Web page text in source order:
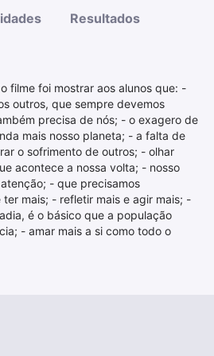
Resultados
filme foi mostrar aos alunos que: -
outros, que sempre devemos
precisa de nós; - o exagero de
mais nosso planeta; - a falta de
o sofrimento de outros; - olhar
acontece a nossa volta; - nosso
- que precisamos
mais; - refletir mais e agir mais; -
é o básico que a população
- amar mais a si como todo o